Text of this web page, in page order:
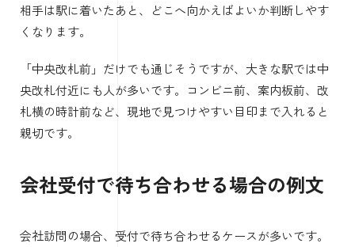
相手は駅に着いたあと、どこへ向かえばよいか判断しやす
くなります。
「中央改札前」だけでも通じそうですが、大きな駅では中
央改札付近にも人が多いです。コンビニ前、案内板前、改
札横の時計前など、現地で見つけやすい目印まで入れると
親切です。
会社受付で待ち合わせる場合の例文
会社訪問の場合、受付で待ち合わせるケースが多いです。